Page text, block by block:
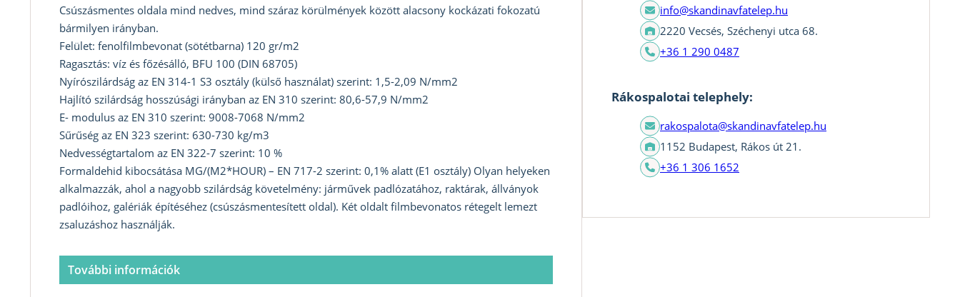
Csúszásmentes oldala mind nedves, mind száraz körülmények között alacsony kockázati fokozatú
bármilyen irányban.
Felület: fenolfilmbevonat (sötétbarna) 120 gr/m2
Ragasztás: víz és főzésálló, BFU 100 (DIN 68705)
Nyírószilárdság az EN 314-1 S3 osztály (külső használat) szerint: 1,5-2,09 N/mm2
Hajlító szilárdság hosszúsági irányban az EN 310 szerint: 80,6-57,9 N/mm2
E- modulus az EN 310 szerint: 9008-7068 N/mm2
Sűrűség az EN 323 szerint: 630-730 kg/m3
Nedvességtartalom az EN 322-7 szerint: 10 %
Formaldehid kibocsátása MG/(M2*HOUR) – EN 717-2 szerint: 0,1% alatt (E1 osztály) Olyan helyeken
alkalmazzák, ahol a nagyobb szilárdság követelmény: járművek padlózatához, raktárak, állványok
padlóihoz, galériák építéséhez (csúszásmentesített oldal). Két oldalt filmbevonatos rétegelt lemezt
zsaluzáshoz használják.
További információk
info@skandinavfatelep.hu
2220 Vecsés, Széchenyi utca 68.
+36 1 290 0487
Rákospalotai telephely:
rakospalota@skandinavfatelep.hu
1152 Budapest, Rákos út 21.
+36 1 306 1652